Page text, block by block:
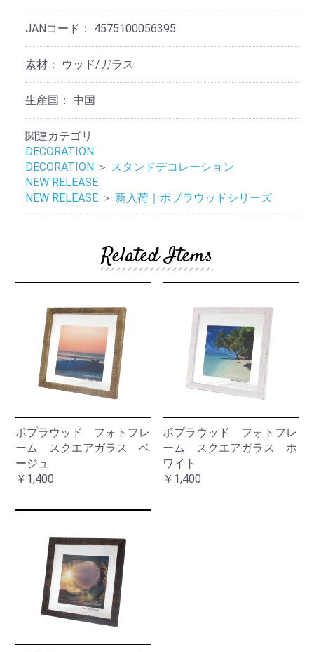
JANコード： 4575100056395
素材： ウッド/ガラス
生産国： 中国
関連カテゴリ
DECORATION
DECORATION ＞ スタンドデコレーション
NEW RELEASE
NEW RELEASE ＞ 新入荷｜ポプラウッドシリーズ
Related Items
ポプラウッド フォトフレ
ーム スクエアガラス ベ
ージュ
￥1,400
ポプラウッド フォトフレ
ーム スクエアガラス ホ
ワイト
￥1,400